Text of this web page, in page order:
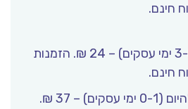
שליח עד הבית (3-5 ימי עסקים) – 24 ₪. הזמנות
₪.